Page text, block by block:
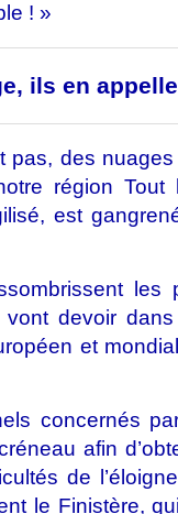
! »
ils en
pas, des
région Tout
est
les
vont devoir
et
concernés
afin
de
le Finistère,